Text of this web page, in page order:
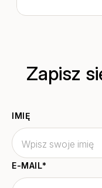
Zapisz
IMIĘ
E-MAIL*